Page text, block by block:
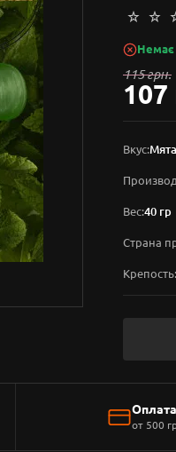
Немає
115 грн.
107
Вкус:Мята
Вес:40 гр
Страна
Крепость:
от 500